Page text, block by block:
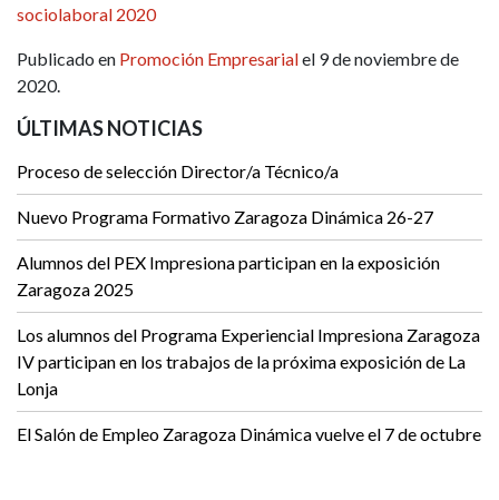
sociolaboral 2020
Publicado en Promoción Empresarialel 9 de noviembre de
2020.
ÚLTIMAS NOTICIAS
Proceso de selección Director/a Técnico/a
Nuevo Programa Formativo Zaragoza Dinámica 26-27
Alumnos del PEX Impresiona participan en la exposición
Zaragoza 2025
Los alumnos del Programa Experiencial Impresiona Zaragoza
IV participan en los trabajos de la próxima exposición de La
Lonja
El Salón de Empleo Zaragoza Dinámica vuelve el 7 de octubre